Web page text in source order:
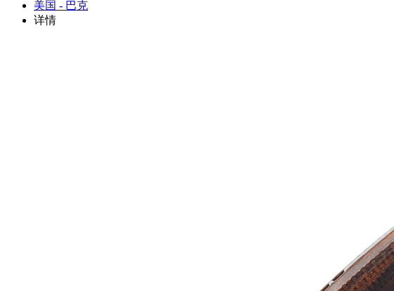
美国 - 巴克
详情